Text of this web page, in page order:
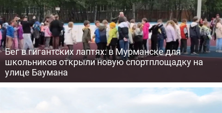
Бег в гигантских лаптях: в Мурманске для
школьников открыли новую спортплощадку на
улице Баумана